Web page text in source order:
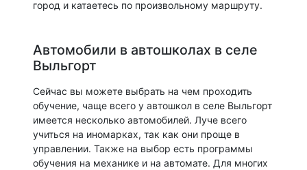
город и катаетесь по произвольному маршруту.
Автомобили в автошколах в селе
Выльгорт
Сейчас вы можете выбрать на чем проходить
обучение, чаще всего у автошкол в селе Выльгорт
имеется несколько автомобилей. Луче всего
учиться на иномарках, так как они проще в
управлении. Также на выбор есть программы
обучения на механике и на автомате. Для многих